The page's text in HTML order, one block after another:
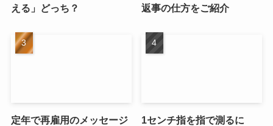
える」どっち？
返事の仕方をご紹介
定年で再雇用のメッセージ
1センチ指を指で測るに